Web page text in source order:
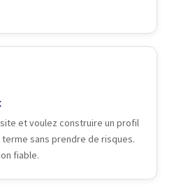
et voulez construire un profil
sans prendre de risques.
fiable.